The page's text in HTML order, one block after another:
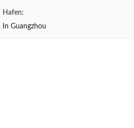
Hafen:
In Guangzhou